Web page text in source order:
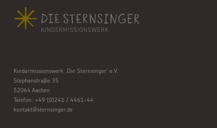
Kindermissionswerk ,Die Sternsinger’ e.V.
Stephanstraße 35
52064 Aachen
Telefon: +49 (0)241 / 4461-44
kontakt@sternsinger.de